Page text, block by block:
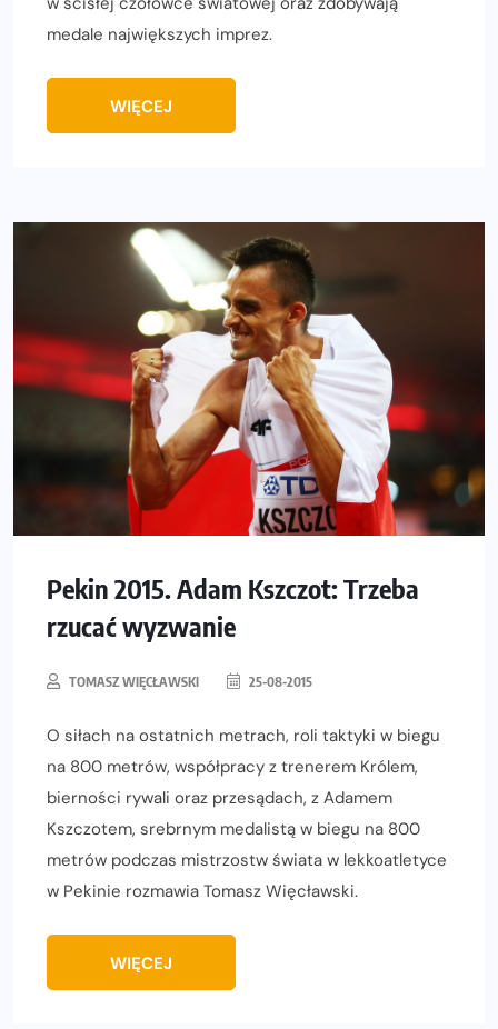
medale największych imprez.
WIĘCEJ
Pekin 2015. Adam Kszczot: Trzeba
rzucać wyzwanie
TOMASZ WIĘCŁAWSKI 25-08-2015
O siłach na ostatnich metrach, roli taktyki w biegu
na 800 metrów, współpracy z trenerem Królem,
bierności rywali oraz przesądach, z Adamem
Kszczotem, srebrnym medalistą w biegu na 800
metrów podczas mistrzostw świata w lekkoatletyce
w Pekinie rozmawia Tomasz Więcławski.
WIĘCEJ